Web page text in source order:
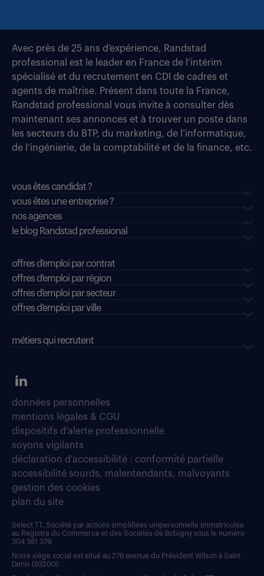
Avec près de 25 ans d’expérience, Randstad
professional est le leader en France de l’intérim
spécialisé et du recrutement en CDI de cadres et
agents de maîtrise. Présent dans toute la France,
Randstad professional vous invite à consulter dès
maintenant ses annonces et à trouver un poste dans
les secteurs du BTP, du marketing, de l’informatique,
de l’ingénierie, de la comptabilité et de la finance, etc.
vous êtes candidat ?
vous êtes une entreprise ?
nos agences
le blog Randstad professional
offres d'emploi par contrat
offres d'emploi par région
offres d'emploi par secteur
offres d’emploi par ville
métiers qui recrutent
données personnelles
mentions légales & CGU
dispositifs d'alerte professionnelle
soyons vigilants
déclaration d'accessibilité : conformité partielle
accessibilité sourds, malentendants, malvoyants
gestion des cookies
plan du site
Select TT, Société par actions simplifiées unipersonnelle immatriculée
au Registre du Commerce et des Sociétés de Bobigny sous le numéro
304 381 379.
Notre siège social est situé au 276 avenue du Président Wilson à Saint
Denis (93200).